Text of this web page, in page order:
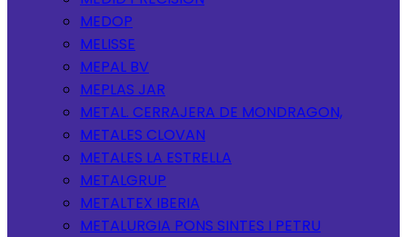
MEDOP
MELISSE
MEPAL BV
MEPLAS JAR
METAL. CERRAJERA DE MONDRAGON,
METALES CLOVAN
METALES LA ESTRELLA
METALGRUP
METALTEX IBERIA
METALURGIA PONS SINTES I PETRU